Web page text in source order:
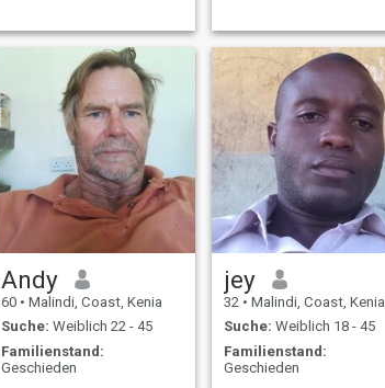
Andy
60 • Malindi, Coast, Kenia
Suche: Weiblich 22 - 45
Familienstand:
Geschieden
jey
32 • Malindi, Coast, Kenia
Suche: Weiblich 18 - 45
Familienstand:
Geschieden